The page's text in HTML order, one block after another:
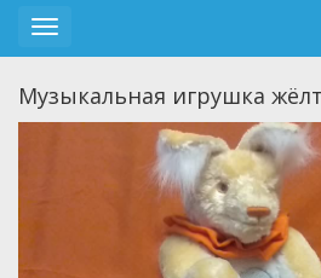
Toggle
Музыкальная игрушка